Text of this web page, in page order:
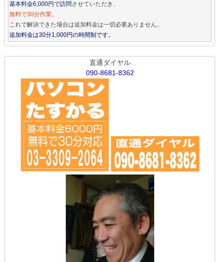
基本料金6,000円で訪問させていただき、
無料で30分作業。
これで解決できた場合は追加料金は一切必要ありません。
追加料金は30分1,000円の時間制です。
直通ダイヤル
090-8681-8362